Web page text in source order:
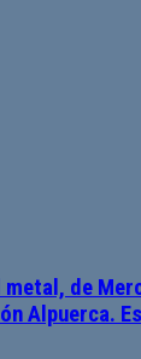
de
Alpuerca.